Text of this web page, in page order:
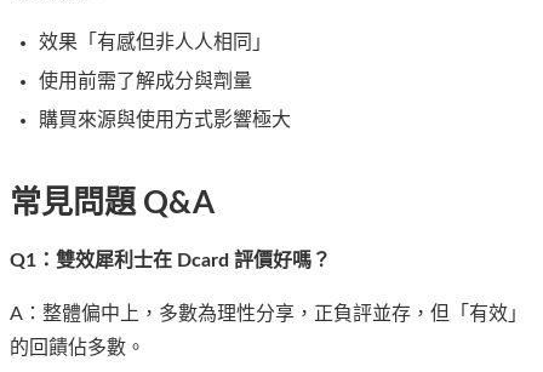
效果「有感但非人人相同」
使用前需了解成分與劑量
購買來源與使用方式影響極大
常見問題 Q&A
Q1：雙效犀利士在 Dcard 評價好嗎？
A：整體偏中上，多數為理性分享，正負評並存，但「有效」
的回饋佔多數。